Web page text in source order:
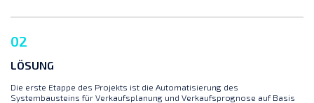
02
LÖSUNG
Die erste Etappe des Projekts ist die Automatisierung des
Systembausteins für Verkaufsplanung und Verkaufsprognose auf Basis